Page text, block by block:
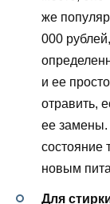
же
000
и ее
отравить,
ее замены.
состояние
новым
Для